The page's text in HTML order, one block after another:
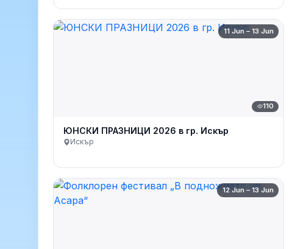
11 Jun – 13 Jun
110
ЮНСКИ ПРАЗНИЦИ 2026 в гр. Искър
Искър
12 Jun – 13 Jun